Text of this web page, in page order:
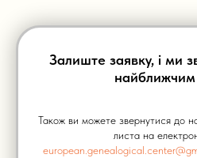
Залиште заявку, і ми
Також ви можете звернутися до
листа на